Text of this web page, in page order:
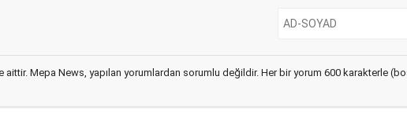
Mepa News, yapılan yorumlardan sorumlu değildir. Her bir yorum 600 karakterle